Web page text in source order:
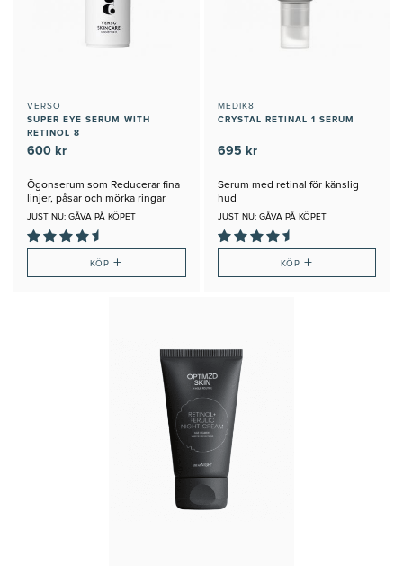
VERSO
SUPER EYE SERUM WITH
RETINOL 8
600 kr
Ögonserum som Reducerar fina
linjer, påsar och mörka ringar
JUST NU: GÅVA PÅ KÖPET
KÖP+
MEDIK8
CRYSTAL RETINAL 1 SERUM
695 kr
Serum med retinal för känslig
hud
JUST NU: GÅVA PÅ KÖPET
KÖP +